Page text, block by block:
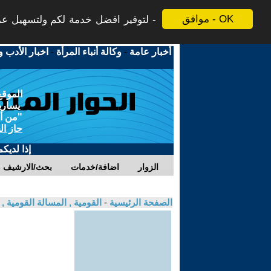
موافق - OK لتوفير افضل خدمة لكم ولتسهيل
أخبار عامة -وكالة أنباء المرأة - اخبار الأدب
"من
حاز
إذا
بحث/الارشيف اضافة/خدمات الزوار
الصفحة الرئيسية - القومية , المسالة